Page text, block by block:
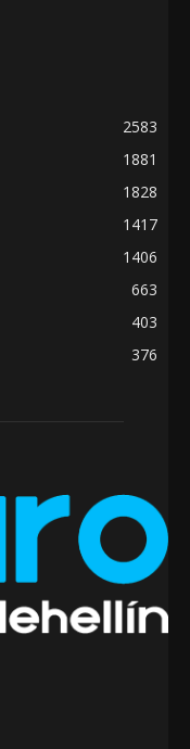
2583
1881
1828
1417
1406
663
403
376